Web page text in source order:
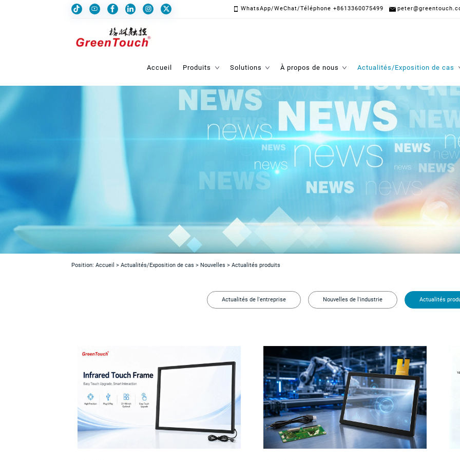
WhatsApp/WeChat/Téléphone +8613360075499
Accueil Produits Solutions À propos de nous Actualités/Exposition de cas
Position: Accueil > Actualités/Exposition de cas > Nouvelles >Actualités produits
Actualités de l'entreprise Nouvelles de l'industrie Actualités